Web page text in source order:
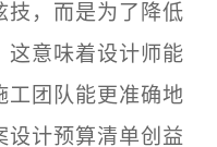
技，而是为了降低
这意味着设计师能
工团队能更准确地
设计预算清单创益